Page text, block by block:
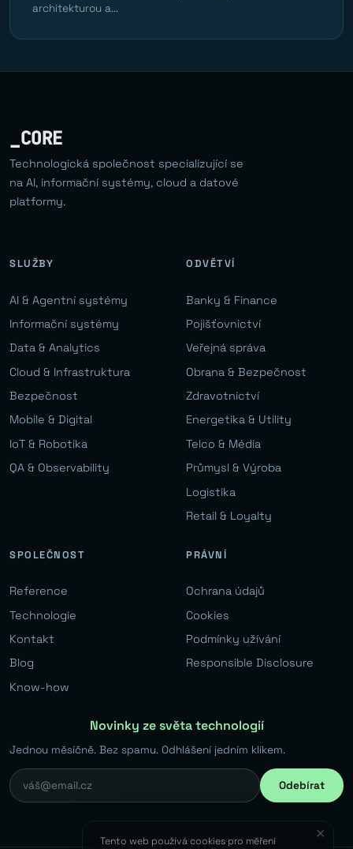
architekturou a...
_CORE
Technologická společnost specializující se
na AI, informační systémy, cloud a datové
platformy.
SLUŽBY
AI & Agentní systémy
Informační systémy
Data & Analytics
Cloud & Infrastruktura
Bezpečnost
Mobile & Digital
IoT & Robotika
QA & Observability
ODVĚTVÍ
Banky & Finance
Pojišťovnictví
Veřejná správa
Obrana & Bezpečnost
Zdravotnictví
Energetika & Utility
Telco & Média
Průmysl & Výroba
Logistika
Retail & Loyalty
SPOLEČNOST
Reference
Technologie
Kontakt
Blog
Know-how
PRÁVNÍ
Ochrana údajů
Cookies
Podmínky užívání
Responsible Disclosure
Novinky ze světa technologií
Jednou měsíčně. Bez spamu. Odhlášení jedním klikem.
Odebírat
✕
Tento web používá cookies pro měření